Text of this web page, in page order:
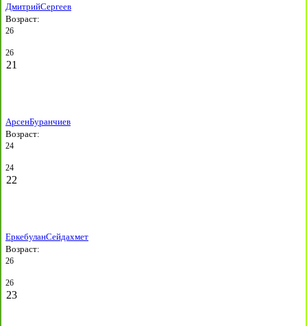
ДмитрийСергеев
Возраст:
26
26
21
АрсенБуранчиев
Возраст:
24
24
22
ЕркебуланСейдахмет
Возраст:
26
26
23